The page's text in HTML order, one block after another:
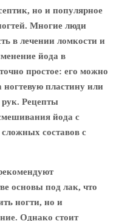
но и популярное
Многие люди
в лечении ломкости и
йода в
простое: его можно
ногтевую пластину или
рук. Рецепты
йода с
составов с
основы под лак, что
ногти, но и
Однако стоит